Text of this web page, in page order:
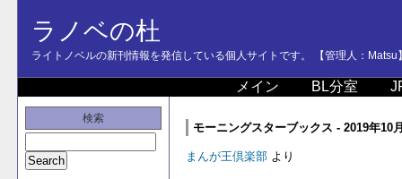
ラノベの杜
ライトノベルの新刊情報を発信している個人サイトです。 【管理人：Matsu
メイン BL分室
検索
モーニングスターブックス - 2019年10
まんが王倶楽部 より